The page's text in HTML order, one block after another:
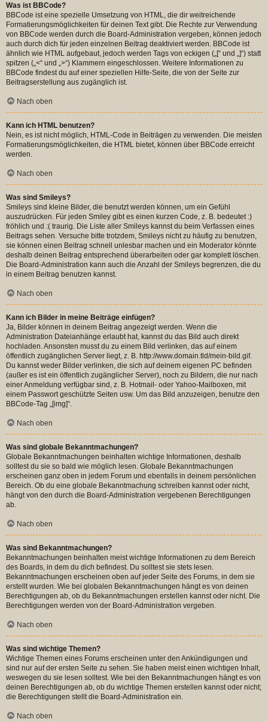
Was ist BBCode?
BBCode ist eine spezielle Umsetzung von HTML, die dir weitreichende
Formatierungsmöglichkeiten für deinen Text gibt. Die Rechte zur Verwendung
von BBCode werden durch die Board-Administration vergeben, können jedoch
auch durch dich für jeden einzelnen Beitrag deaktiviert werden. BBCode ist
ähnlich wie HTML aufgebaut, jedoch werden Tags von eckigen („[“ und „]“) statt
spitzen („<“ und „>“) Klammern eingeschlossen. Weitere Informationen zu
BBCode findest du auf einer speziellen Hilfe-Seite, die von der Seite zur
Beitragserstellung aus zugänglich ist.
Nach oben
Kann ich HTML benutzen?
Nein, es ist nicht möglich, HTML-Code in Beiträgen zu verwenden. Die meisten
Formatierungsmöglichkeiten, die HTML bietet, können über BBCode erreicht
werden.
Nach oben
Was sind Smileys?
Smileys sind kleine Bilder, die benutzt werden können, um ein Gefühl
auszudrücken. Für jeden Smiley gibt es einen kurzen Code, z. B. bedeutet :)
fröhlich und :( traurig. Die Liste aller Smileys kannst du beim Verfassen eines
Beitrags sehen. Versuche bitte trotzdem, Smileys nicht zu häufig zu benutzen,
sie können einen Beitrag schnell unlesbar machen und ein Moderator könnte
deshalb deinen Beitrag entsprechend überarbeiten oder gar komplett löschen.
Die Board-Administration kann auch die Anzahl der Smileys begrenzen, die du
in einem Beitrag benutzen kannst.
Nach oben
Kann ich Bilder in meine Beiträge einfügen?
Ja, Bilder können in deinem Beitrag angezeigt werden. Wenn die
Administration Dateianhänge erlaubt hat, kannst du das Bild auch direkt
hochladen. Ansonsten musst du zu einem Bild verlinken, das auf einem
öffentlich zugänglichen Server liegt, z. B. http://www.domain.tld/mein-bild.gif.
Du kannst weder Bilder verlinken, die sich auf deinem eigenen PC befinden
(außer es ist ein öffentlich zugänglicher Server), noch zu Bildern, die nur nach
einer Anmeldung verfügbar sind, z. B. Hotmail- oder Yahoo-Mailboxen, mit
einem Passwort geschützte Seiten usw. Um das Bild anzuzeigen, benutze den
BBCode-Tag „[img]“.
Nach oben
Was sind globale Bekanntmachungen?
Globale Bekanntmachungen beinhalten wichtige Informationen, deshalb
solltest du sie so bald wie möglich lesen. Globale Bekanntmachungen
erscheinen ganz oben in jedem Forum und ebenfalls in deinem persönlichen
Bereich. Ob du eine globale Bekanntmachung schreiben kannst oder nicht,
hängt von den durch die Board-Administration vergebenen Berechtigungen
ab.
Nach oben
Was sind Bekanntmachungen?
Bekanntmachungen beinhalten meist wichtige Informationen zu dem Bereich
des Boards, in dem du dich befindest. Du solltest sie stets lesen.
Bekanntmachungen erscheinen oben auf jeder Seite des Forums, in dem sie
erstellt wurden. Wie bei globalen Bekanntmachungen hängt es von deinen
Berechtigungen ab, ob du Bekanntmachungen erstellen kannst oder nicht. Die
Berechtigungen werden von der Board-Administration vergeben.
Nach oben
Was sind wichtige Themen?
Wichtige Themen eines Forums erscheinen unter den Ankündigungen und
sind nur auf der ersten Seite zu sehen. Sie haben meist einen wichtigen Inhalt,
weswegen du sie lesen solltest. Wie bei den Bekanntmachungen hängt es von
deinen Berechtigungen ab, ob du wichtige Themen erstellen kannst oder nicht;
die Berechtigungen stellt die Board-Administration ein.
Nach oben